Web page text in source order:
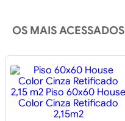
OS MAIS ACESSADOS